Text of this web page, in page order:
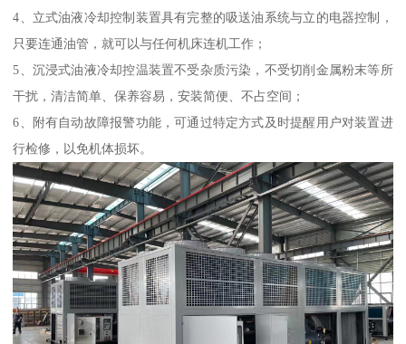
4、立式油液冷却控制装置具有完整的吸送油系统与立的电器控制，
只要连通油管，就可以与任何机床连机工作；
5、沉浸式油液冷却控温装置不受杂质污染，不受切削金属粉末等所
干扰，清洁简单、保养容易，安装简便、不占空间；
6、附有自动故障报警功能，可通过特定方式及时提醒用户对装置进
行检修，以免机体损坏。